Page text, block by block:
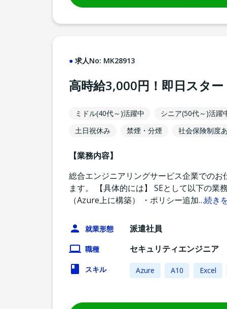
求人No: MK28913
高時給3,000円！即日スタ
ミドル(40代～)活躍中
シニア(50代～)活躍
土日祝休み
禁煙・分煙 社会保険制度
【業務内容】
総合エンジニアリングサービス企業での
ます。 【具体的には】 SEとして以下の
（Azure上に構築） ・ポリシー追加…続き
就業形態 派遣社員
職種 セキュリティエンジニア
スキル Azure A10 Excel